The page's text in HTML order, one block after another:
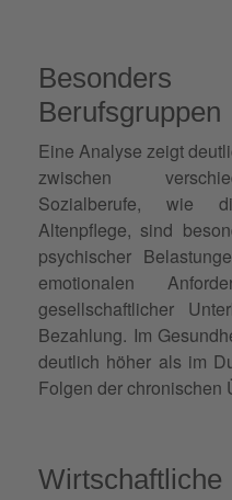
Berufsgruppen
Eine Analyse zeigt
zwischen
Sozialberufe, wie
Altenpflege, sind
psychischer
emotionalen
gesellschaftlicher
Bezahlung. Im
deutlich höher als im
Folgen der chronischen